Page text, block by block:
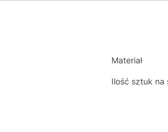
Materiał
Ilość sztuk